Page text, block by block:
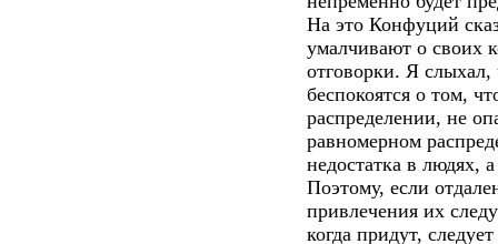
На это Конфуций
умалчивают о своих
отговорки. Я слыхал,
беспокоятся о том,
распределении, не
равномерном
недостатка в людях,
Поэтому, если
привлечения их
когда придут,